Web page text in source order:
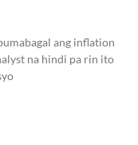
ang inflation
na hindi pa rin ito